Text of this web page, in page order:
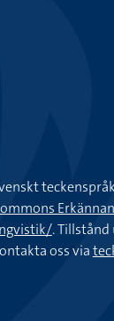
. Tillstånd
oss via